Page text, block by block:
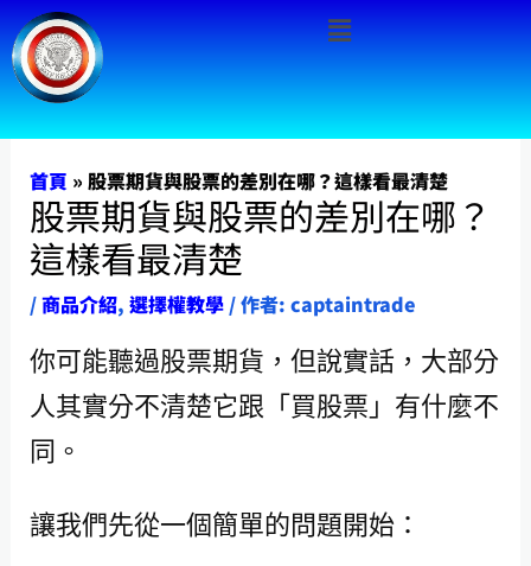
跳
至
主
要
Menu
首頁 » 股票期貨與股票的差別在哪？這樣看最清楚
股票期貨與股票的差別在哪？
這樣看最清楚
/商品介紹, 選擇權教學/ 作者: captaintrade
你可能聽過股票期貨，但說實話，大部分
人其實分不清楚它跟「買股票」有什麼不
同。
讓我們先從一個簡單的問題開始：